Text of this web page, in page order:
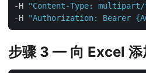
-H
"Content-Type: multipart/
-H
"Authorization: Bearer
步骤 3 — 向 Excel 添